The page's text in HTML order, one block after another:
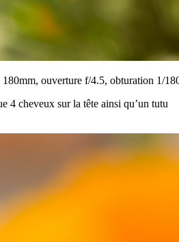
ouverture f/4.5, obturation 1/
4 cheveux sur la tête ainsi qu’un tutu